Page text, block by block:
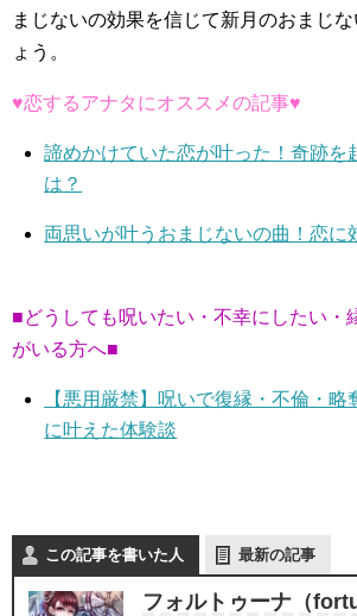
まじないの効果を信じて新月のおまじ
ょう。
♥恋するアナタにオススメの記事♥
諦めかけていた恋が叶った！奇跡を
は？
両思いが叶うおまじないの曲！恋に
■どうしても呪いたい・不幸にしたい・
がいる方へ■
【悪用厳禁】呪いで復縁・不倫・略
に叶えた体験談
この記事を書いた人 最新の記事
フォルトゥーナ（